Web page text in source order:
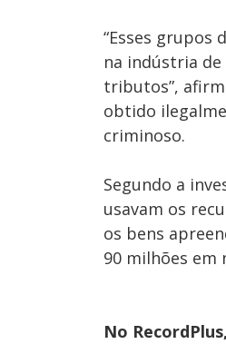
“Esses grupos
na indústria
tributos”,
obtido
criminoso.
Segundo a
usavam os
os bens
90 milhões em
No